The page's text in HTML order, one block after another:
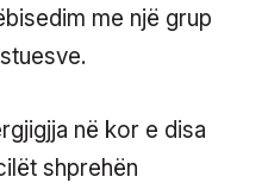
me një grup
në kor e disa
shprehën